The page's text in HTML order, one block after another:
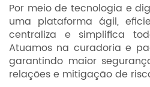
Por meio de tecnologia e
uma plataforma ágil,
centraliza e simplifica
Atuamos na curadoria e
garantindo maior
relações e mitigação de